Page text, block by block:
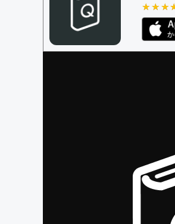
編集ガイドライン